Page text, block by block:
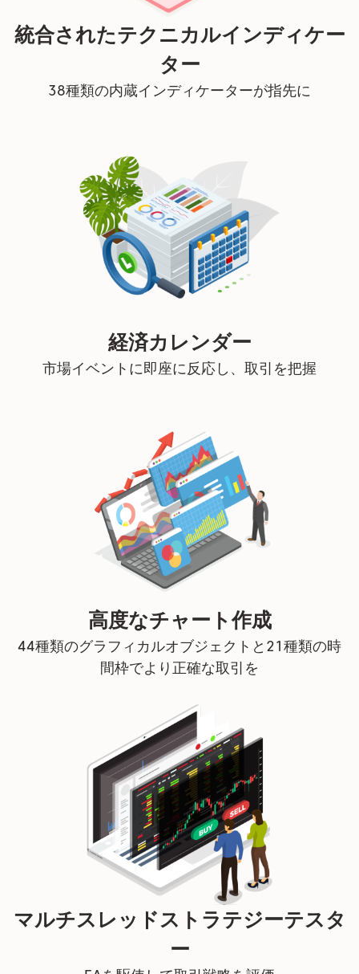
統合されたテクニカルインディケー
ター
38種類の内蔵インディケーターが指先に
経済カレンダー
市場イベントに即座に反応し、取引を把握
高度なチャート作成
44種類のグラフィカルオブジェクトと21種類の時
間枠でより正確な取引を
マルチスレッドストラテジーテスタ
ー